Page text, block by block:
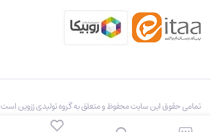
تمامی حقوق این سایت محفوظ و متعلق به گروه تولیدی رُزوين است